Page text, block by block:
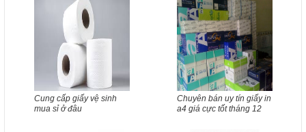
Cung cấp giấy vệ sinh
mua sỉ ở đâu
Chuyên bán uy tín giấy in
a4 giá cực tốt tháng 12